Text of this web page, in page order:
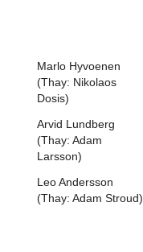
Marlo Hyvoenen
(Thay: Nikolaos
Dosis)
Arvid Lundberg
(Thay: Adam
Larsson)
Leo Andersson
(Thay: Adam Stroud)